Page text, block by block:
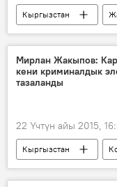
Кыргызстан
Алмазбек Атамбаев
Индира Жолдубаева
КР Башкы прокурорун
Мирлан Жакыпов:
кени криминалдык
тазаланды
22 Үчтүн айы 2015,
Кыргызстан
Кара-Кече